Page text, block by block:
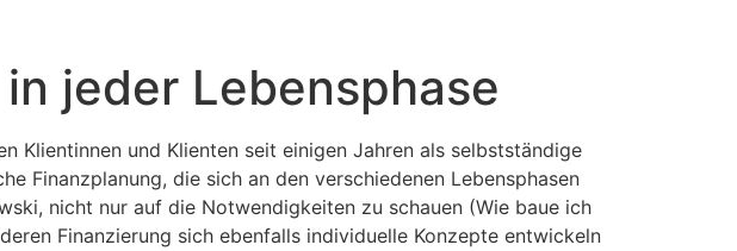
jeder Lebensphase
Klientinnen und Klienten seit einigen Jahren als selbstständige
Finanzplanung, die sich an den verschiedenen Lebensphasen
nicht nur auf die Notwendigkeiten zu schauen (Wie baue ich
Finanzierung sich ebenfalls individuelle Konzepte entwickeln